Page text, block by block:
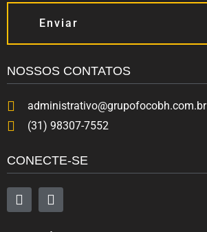
Enviar
NOSSOS CONTATOS
administrativo@grupofocobh.com.br
(31) 98307-7552
CONECTE-SE